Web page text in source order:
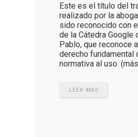
Este es el título del
realizado por la
sido reconocido con
de la Cátedra Google
Pablo, que reconoce
derecho fundamental
normativa al uso.
LEER MÁS